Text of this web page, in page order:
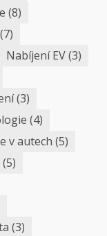
(8)
(7)
Nabíjení EV(3)
(3)
(4)
v autech (5)
(5)
(3)